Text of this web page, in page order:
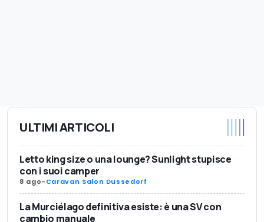
ULTIMI ARTICOLI
Letto king size o una lounge? Sunlight stupisce
con i suoi camper
8 ago-Caravan Salon Dussedorf
La Murciélago definitiva esiste: è una SV con
cambio manuale